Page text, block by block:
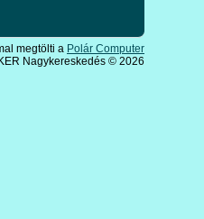
megtölti a Polár Computer
Nagykereskedés © 2026